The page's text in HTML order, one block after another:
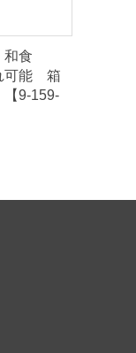
食
可能 箱
9-159-